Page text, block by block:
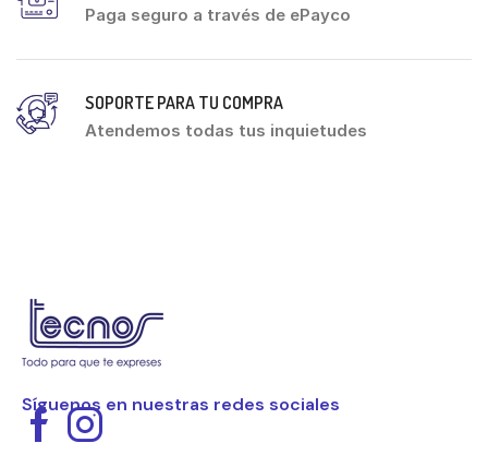
Paga seguro a través de ePayco
SOPORTE PARA TU COMPRA
Atendemos todas tus inquietudes
Síguenos en nuestras redes sociales